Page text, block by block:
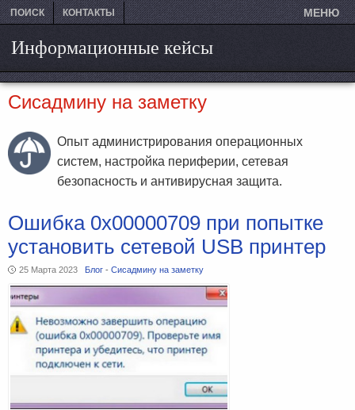
ПОИСК КОНТАКТЫ МЕНЮ
Информационные кейсы
Сисадмину на заметку
Опыт администрирования операционных
систем, настройка периферии, сетевая
безопасность и антивирусная защита.
Ошибка 0x00000709 при попытке
установить сетевой USB принтер
25 Марта 2023 Блог - Сисадмину на заметку